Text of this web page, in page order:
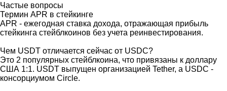
Частые вопросы
Термин APR в стейкинге
APR - ежегодная ставка дохода, отражающая прибыль
стейкинга стейблкоинов без учета реинвестирования.
Чем USDT отличается сейчас от USDC?
Это 2 популярных стейблкоина, что привязаны к доллару
США 1:1. USDT выпущен организацией Tether, а USDC -
консорциумом Circle.